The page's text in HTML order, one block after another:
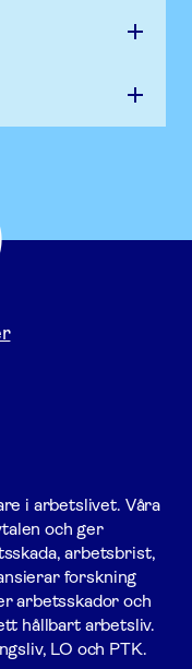
i arbetslivet. Våra
och ger
arbetsbrist,
forskning
arbets­skador och
hållbart arbetsliv.
LO och PTK.